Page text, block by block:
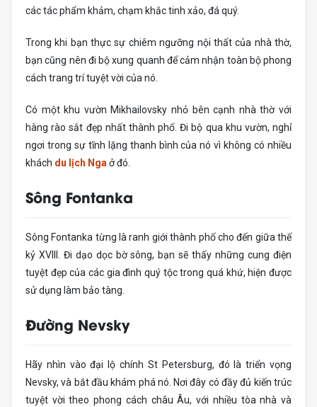
các tác phẩm khảm, chạm khắc tinh xảo, đá quý.
Trong khi bạn thực sự chiêm ngưỡng nội thất của nhà thờ,
bạn cũng nên đi bộ xung quanh để cảm nhận toàn bộ phong
cách trang trí tuyệt vời của nó.
Có một khu vườn Mikhailovsky nhỏ bên cạnh nhà thờ với
hàng rào sắt đẹp nhất thành phố. Đi bộ qua khu vườn, nghỉ
ngơi trong sự tĩnh lặng thanh bình của nó vì không có nhiều
khách du lịch Nga ở đó.
Sông Fontanka
Sông Fontanka từng là ranh giới thành phố cho đến giữa thế
kỷ XVIII. Đi dạo dọc bờ sông, bạn sẽ thấy những cung điện
tuyệt đẹp của các gia đình quý tộc trong quá khứ, hiện được
sử dụng làm bảo tàng.
Đường Nevsky
Hãy nhìn vào đại lộ chính St Petersburg, đó là triển vọng
Nevsky, và bắt đầu khám phá nó. Nơi đây có đầy đủ kiến ​​trúc
tuyệt vời theo phong cách châu Âu, với nhiều tòa nhà và